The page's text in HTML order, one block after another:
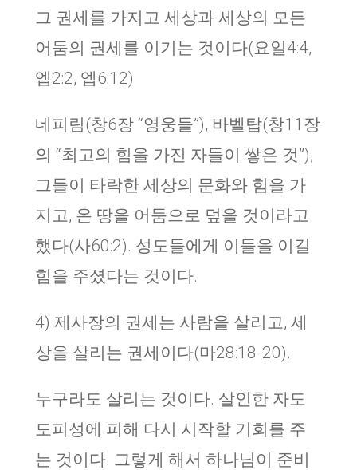
그 권세를 가지고 세상과 세상의 모든
어둠의 권세를 이기는 것이다(요일4:4,
엡2:2, 엡6:12)
네피림(창6장 “영웅들”), 바벨탑(창11장
의 “최고의 힘을 가진 자들이 쌓은 것”),
그들이 타락한 세상의 문화와 힘을 가
지고, 온 땅을 어둠으로 덮을 것이라고
했다(사60:2). 성도들에게 이들을 이길
힘을 주셨다는 것이다.
4) 제사장의 권세는 사람을 살리고, 세
상을 살리는 권세이다(마28:18-20).
누구라도 살리는 것이다. 살인한 자도
도피성에 피해 다시 시작할 기회를 주
는 것이다. 그렇게 해서 하나님이 준비